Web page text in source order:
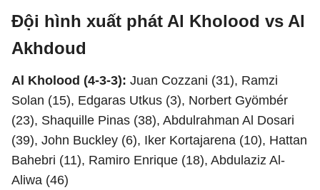
Đội hình xuất phát Al Kholood vs Al
Akhdoud
Al Kholood (4-3-3): Juan Cozzani (31), Ramzi
Solan (15), Edgaras Utkus (3), Norbert Gyömbér
(23), Shaquille Pinas (38), Abdulrahman Al Dosari
(39), John Buckley (6), Iker Kortajarena (10), Hattan
Bahebri (11), Ramiro Enrique (18), Abdulaziz Al-
Aliwa (46)